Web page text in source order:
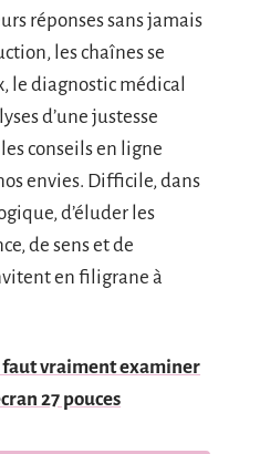
réponses sans jamais
les chaînes se
le diagnostic médical
d’une justesse
conseils en ligne
envies. Difficile, dans
d’éluder les
de sens et de
en filigrane à
faut vraiment examiner
27 pouces